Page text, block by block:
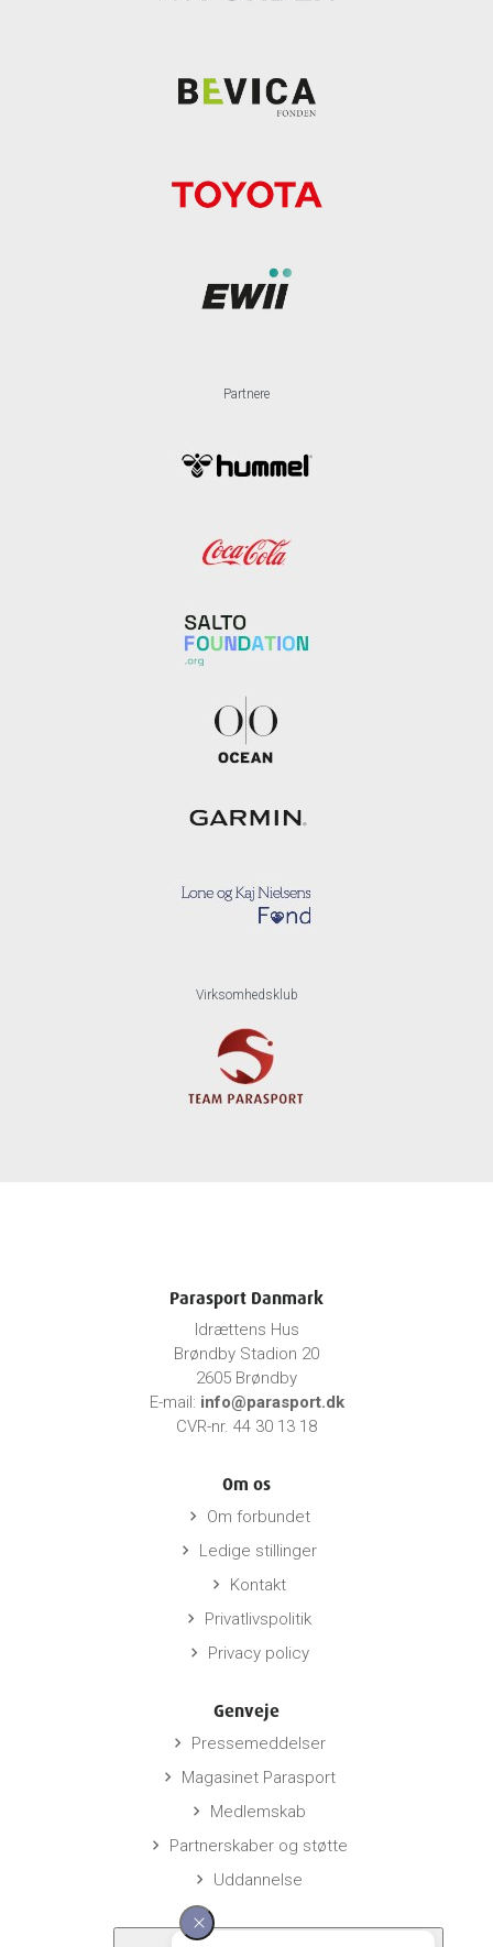
Partnere
Virksomhedsklub
Parasport Danmark
Idrættens Hus
Brøndby Stadion 20
2605 Brøndby
E-mail: info@parasport.dk
CVR-nr. 44 30 13 18
Om os
keyboard_arrow_right Om forbundet
keyboard_arrow_right Ledige stillinger
keyboard_arrow_right Kontakt
keyboard_arrow_right Privatlivspolitik
keyboard_arrow_right Privacy policy
Genveje
keyboard_arrow_right Pressemeddelser
keyboard_arrow_right Magasinet Parasport
keyboard_arrow_right Medlemskab
keyboard_arrow_right Partnerskaber og støtte
keyboard_arrow_right Uddannelse